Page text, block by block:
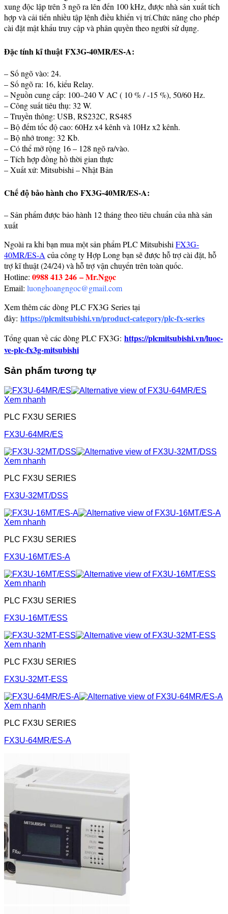
xung độc lập trên 3 ngõ ra lên đến 100 kHz, được nhà sản xuất tích
hợp và cải tiến nhiều tập lệnh điều khiển vị trí.Chức năng cho phép
cài đặt mật khẩu truy cập và phân quyền theo người sử dụng.
Đặc tính kĩ thuật FX3G-40MR/ES-A:
– Số ngõ vào: 24.
– Số ngõ ra: 16, kiểu Relay.
– Nguồn cung cấp: 100–240 V AC ( 10 % / -15 %), 50/60 Hz.
– Công suất tiêu thụ: 32 W.
– Truyền thông: USB, RS232C, RS485
– Bộ đếm tốc độ cao: 60Hz x4 kênh và 10Hz x2 kênh.
– Bộ nhớ trong: 32 Kb.
– Có thể mở rộng 16 – 128 ngõ ra/vào.
– Tích hợp đồng hồ thời gian thực
– Xuất xứ: Mitsubishi – Nhật Bản
Chế độ bảo hành cho FX3G-40MR/ES-A:
– Sản phẩm được bảo hành 12 tháng theo tiêu chuẩn của nhà sản
xuất
Ngoài ra khi bạn mua một sản phẩm PLC MitsubishiFX3G-
40MR/ES-Acủa công ty Hợp Long bạn sẽ được hỗ trợ cài đặt, hỗ
trợ kĩ thuật (24/24) và hỗ trợ vận chuyển trên toàn quốc.
Hotline: 0988 413 246 – Mr.Ngọc
Email: luonghoangngoc@gmail.com
Xem thêm các dòng PLC FX3G Series tại
đây: https://plcmitsubishi.vn/product-category/plc-fx-series
Tổng quan về các dòng PLC FX3G: https://plcmitsubishi.vn/luoc-
ve-plc-fx3g-mitsubishi
Sản phẩm tương tự
Xem nhanh
PLC FX3U SERIES
FX3U-64MR/ES
Xem nhanh
PLC FX3U SERIES
FX3U-32MT/DSS
Xem nhanh
PLC FX3U SERIES
FX3U-16MT/ES-A
Xem nhanh
PLC FX3U SERIES
FX3U-16MT/ESS
Xem nhanh
PLC FX3U SERIES
FX3U-32MT-ESS
Xem nhanh
PLC FX3U SERIES
FX3U-64MR/ES-A